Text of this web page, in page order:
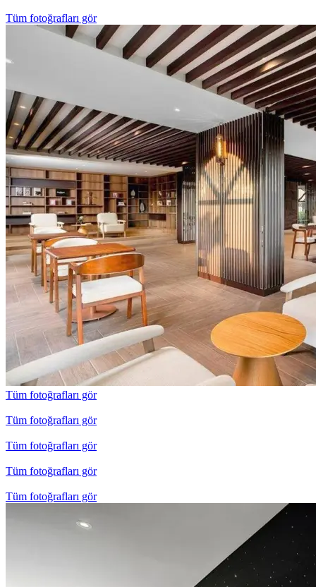
Tüm fotoğrafları gör
Tüm fotoğrafları gör
Tüm fotoğrafları gör
Tüm fotoğrafları gör
Tüm fotoğrafları gör
Tüm fotoğrafları gör